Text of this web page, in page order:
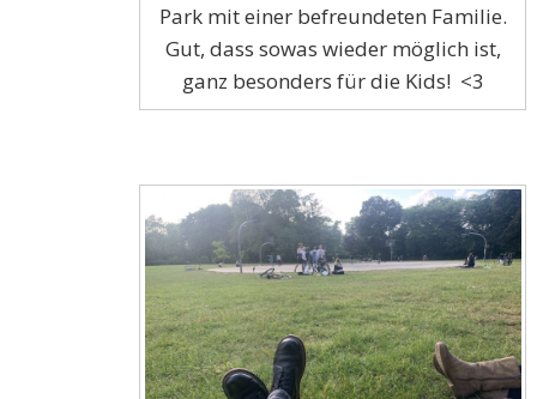
Park mit einer befreundeten Familie.
Gut, dass sowas wieder möglich ist,
ganz besonders für die Kids! <3